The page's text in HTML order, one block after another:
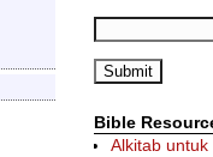
Bible
Alkitab untuk